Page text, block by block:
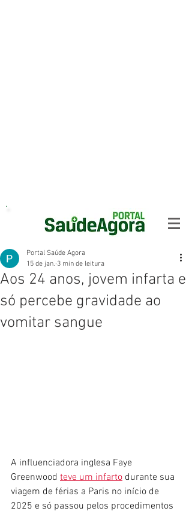
Aos 24 anos, jovem infarta e
só percebe gravidade ao
vomitar sangue
Portal Saúde Agora
15 de jan. 3 min de leitura
A influenciadora inglesa Faye
Greenwood teve um infarto durante sua
viagem de férias a Paris no início de
2025 e só passou pelos procedimentos